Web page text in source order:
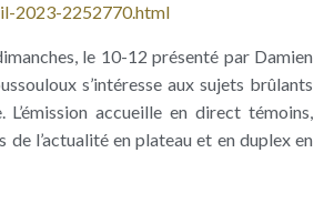
2023-2252770.html
le 10-12 présenté par Damien
s’intéresse aux sujets brûlants
accueille en direct témoins,
de l’actualité en plateau et en duplex en